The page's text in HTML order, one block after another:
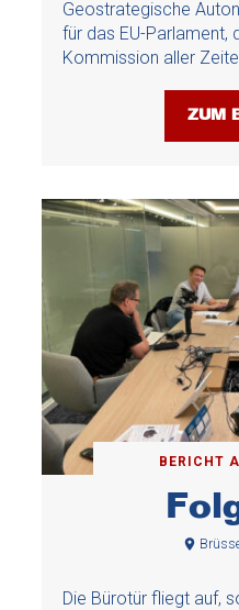
Geostrategische
für das EU-Parlament,
Kommission aller
ZUM
BERICHT
Die Bürotür fliegt auf,